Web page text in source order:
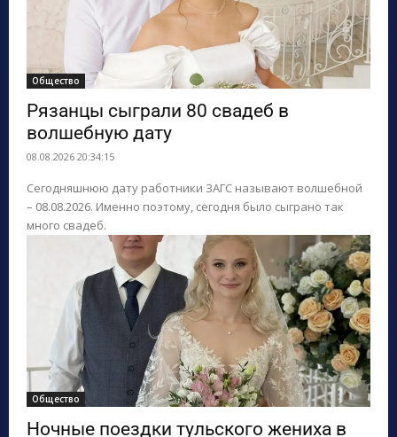
Общество
Рязанцы сыграли 80 свадеб в
волшебную дату
08.08.2026 20:34:15
Сегодняшнюю дату работники ЗАГС называют волшебной
– 08.08.2026. Именно поэтому, сегодня было сыграно так
много свадеб.
Общество
Ночные поездки тульского жениха в